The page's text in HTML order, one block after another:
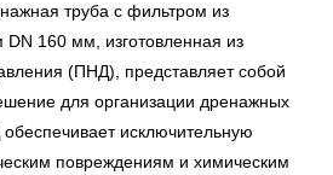
труба с фильтром из
DN 160 мм, изготовленная из
(ПНД), представляет собой
для организации дренажных
исключительную
повреждениям и химическим